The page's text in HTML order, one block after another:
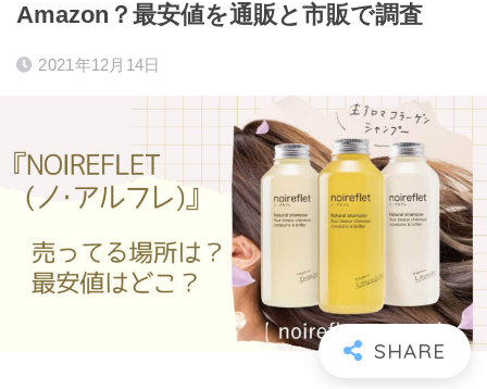
Amazon？最安値を通販と市販で調査
2021年12月14日